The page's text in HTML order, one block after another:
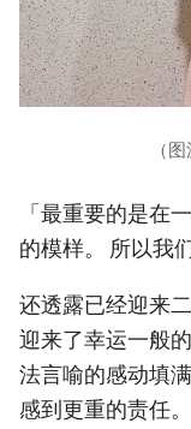
（
「最重要的是在
的模样。 所以我
还透露已经迎来
迎来了幸运一般
法言喻的感动填
感到更重的责任